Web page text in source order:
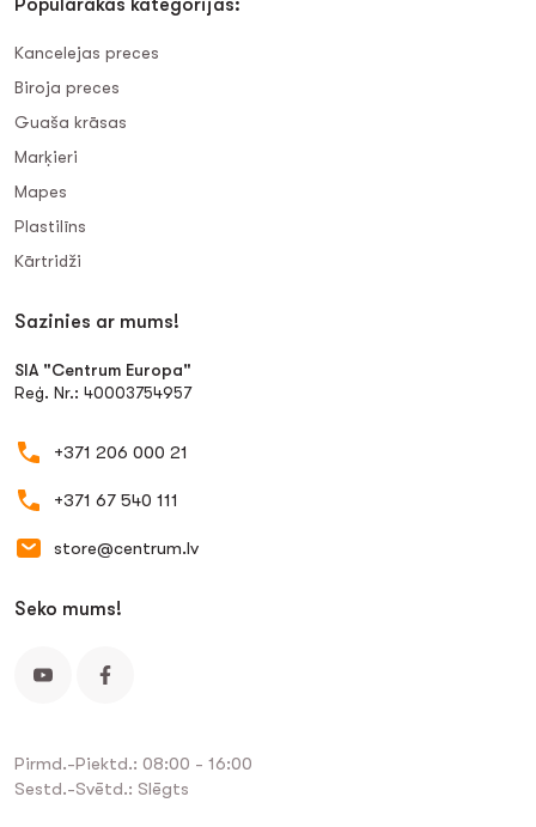
Populārākās kategorijas:
Kancelejas preces
Biroja preces
Guaša krāsas
Marķieri
Mapes
Plastilīns
Kārtridži
Sazinies ar mums!
SIA "Centrum Europa"
Reģ. Nr.: 40003754957
+371 206 000 21
+371 67 540 111
store@centrum.lv
Seko mums!
Pirmd.-Piektd.: 08:00 - 16:00
Sestd.-Svētd.: Slēgts